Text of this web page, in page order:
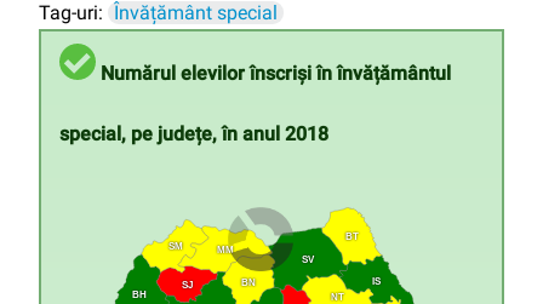
Tag-uri: Învățământ special
Numărul elevilor înscriși în învățământul
special, pe județe, în anul 2018
BH
BT
IS
NT
SJ
SM MM
BN
SV